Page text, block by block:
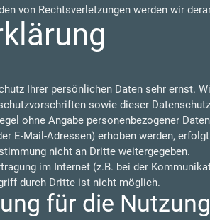
von Rechtsverletzungen werden wir
Ihrer persönlichen Daten sehr ernst.
sowie dieser
ohne Angabe personenbezogener
E-Mail-Adressen) erhoben werden,
nicht an Dritte weitergegeben.
im Internet (z.B. bei der
durch Dritte ist nicht möglich.
für die